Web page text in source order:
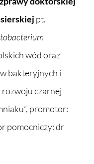
pt.
wód oraz
bakteryjnych i
czarnej
promotor:
pomocniczy: dr